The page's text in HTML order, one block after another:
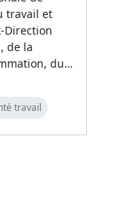
travail et
Direction
de la
du…
travail